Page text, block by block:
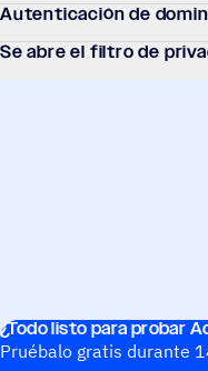
Auten­ti­ca­ción de
Se abre el filtro de
¿Todo listo para probar
Pruébalo gratis durante